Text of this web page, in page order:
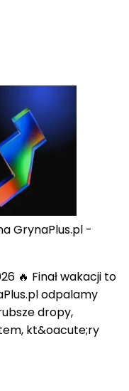
GrynaPlus.pl -
🔥 Finał wakacji to
odpalamy
dropy,
kt&oacute;ry